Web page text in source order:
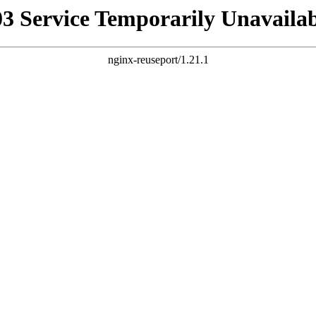
Service Temporarily
nginx-reuseport/1.21.1